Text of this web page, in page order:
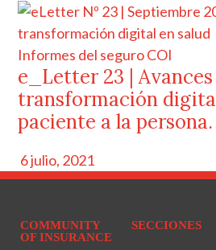
Informes del seguro COI
e_Letter 23 | Avances
transformación
paciente a la persona.
6 julio, 2021
COMMUNITY
OF INSURANCE
SECCIONES